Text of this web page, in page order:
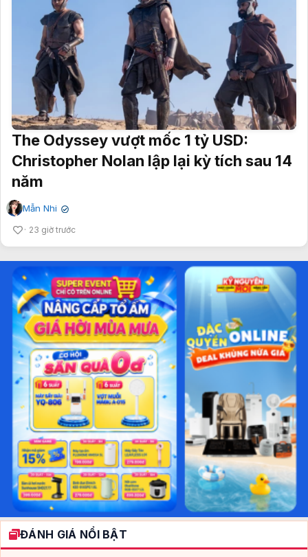
The Odyssey vượt mốc 1 tỷ USD:
Christopher Nolan lập lại kỳ tích sau 14
năm
Mẫn Nhi ✔
23 giờ trước
ĐÁNH GIÁ NỔI BẬT